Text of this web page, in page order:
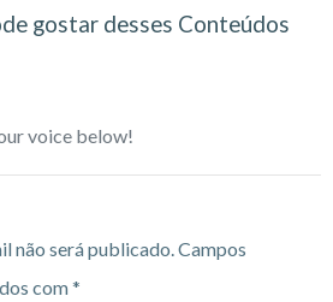
gostar desses Conteúdos
voice below!
não será publicado. Campos
com*